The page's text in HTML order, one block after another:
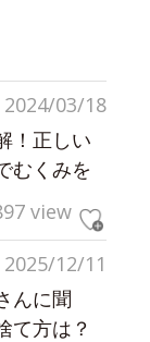
2024/03/18
！正しい
むくみを
view
2025/12/11
んに聞
て方は？